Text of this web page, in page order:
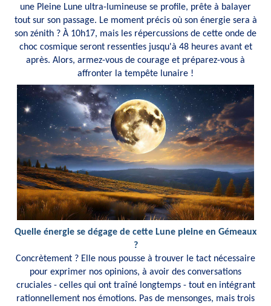
une Pleine Lune ultra-lumineuse se profile, prête à balayer
tout sur son passage. Le moment précis où son énergie sera à
son zénith ? À 10h17, mais les répercussions de cette onde de
choc cosmique seront ressenties jusqu'à 48 heures avant et
après. Alors, armez-vous de courage et préparez-vous à
affronter la tempête lunaire !
Quelle énergie se dégage de cette Lune pleine en Gémeaux
?
Concrètement ? Elle nous pousse à trouver le tact nécessaire
pour exprimer nos opinions, à avoir des conversations
cruciales - celles qui ont traîné longtemps - tout en intégrant
rationnellement nos émotions. Pas de mensonges, mais trois